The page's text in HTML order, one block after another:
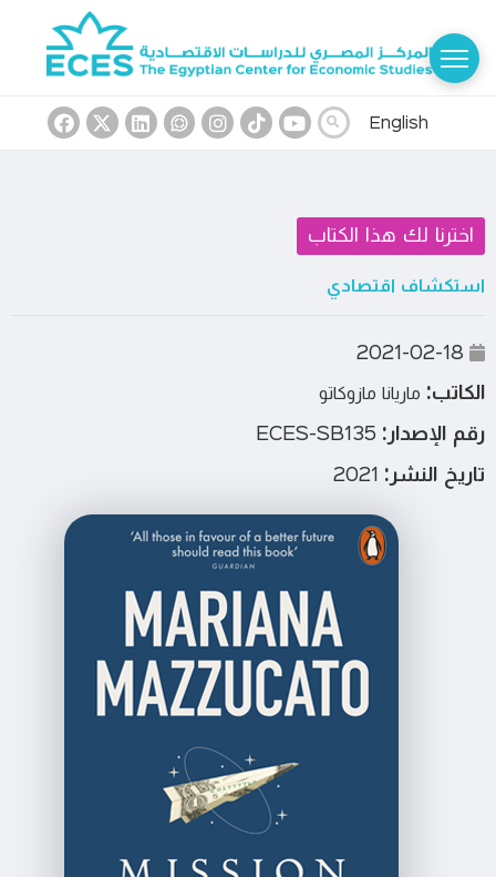
English
اخترنا لك هذا الكتاب
استكشاف اقتصادي
الكاتب: ماريانا مازوكاتو
رقم الإصدار:
تاريخ النشر: